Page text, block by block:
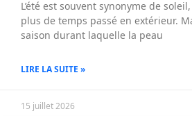
L’été est souvent synonyme de
plus de temps passé en extérieur.
saison durant laquelle la peau
LIRE LA SUITE »
15 juillet 2026